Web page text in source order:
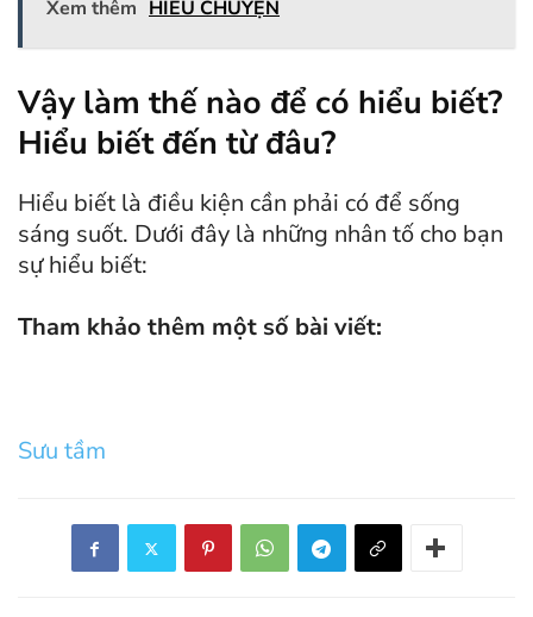
Xem thêm HIỂU CHUYỆN
Vậy làm thế nào để có hiểu biết?
Hiểu biết đến từ đâu?
Hiểu biết là điều kiện cần phải có để sống
sáng suốt. Dưới đây là những nhân tố cho bạn
sự hiểu biết:
Tham khảo thêm một số bài viết:
Sưu tầm